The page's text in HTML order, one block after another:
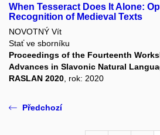
When Tesseract Does It Alone:
Recognition of Medieval Texts
NOVOTNÝ Vít
Stať ve sborníku
Proceedings of the Fourteenth
Advances in Slavonic Natural
RASLAN 2020 , rok: 2020
Předchozí